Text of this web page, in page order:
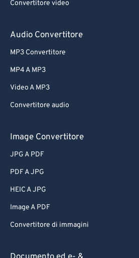
Convertitore video
Audio Convertitore
MP3 Convertitore
MP4 A MP3
Video A MP3
Convertitore audio
Image Convertitore
JPG A PDF
PDF A JPG
HEIC A JPG
Image A PDF
Convertitore di immagini